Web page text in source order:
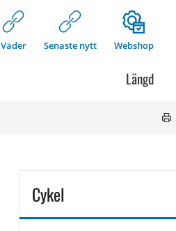
Väder Senaste nytt Webshop
Längd
Cykel